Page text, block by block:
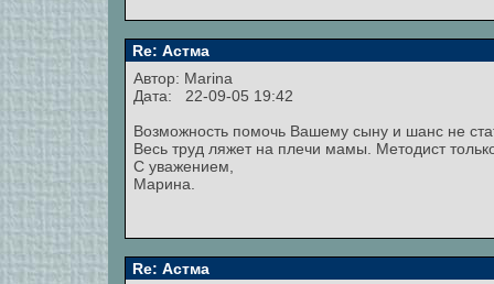
Re: Астма
Автор: Marina
Дата: 22-09-05 19:42
Возможность помочь Вашему сыну и шанс не
Весь труд ляжет на плечи мамы. Методист
С уважением,
Марина.
Re: Астма